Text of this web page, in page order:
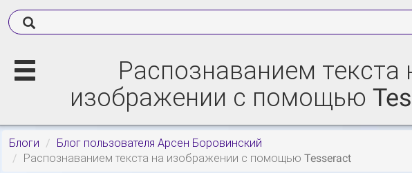
Распознаванием текста
изображении с помощью
Блоги
Блог пользователя Арсен Боровинский
Распознаванием текста на изображении с помощью Tesseract